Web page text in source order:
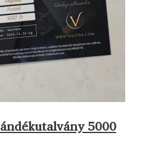
5000